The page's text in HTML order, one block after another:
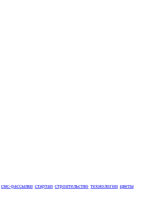
смс-рассылки стартап строительство технологии цветы